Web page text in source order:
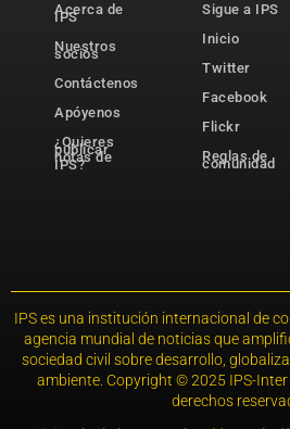
Acerca de
IPS
Nuestros
socios
Contáctenos
Apóyenos
¿Quieres
publicar
notas de
IPS?
Sigue a IPS
Inicio
Twitter
Facebook
Flickr
Reglas de
comunidad
IPS es una institución internacional de
agencia mundial de noticias que
sociedad civil sobre desarrollo,
ambiente. Copyright © 2025 IPS-Inter
derechos